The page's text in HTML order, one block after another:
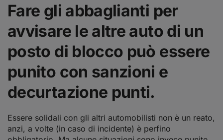
Fare gli abbaglianti per
avvisare le altre auto di un
posto di blocco può essere
punito con sanzioni e
decurtazione punti.
Essere solidali con gli altri automobilisti non è un reato,
anzi, a volte (in caso di incidente) è perfino